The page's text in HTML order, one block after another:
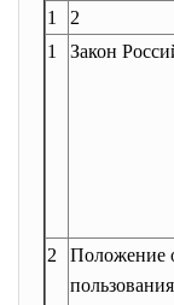
1 2
1
Закон
2
Положение